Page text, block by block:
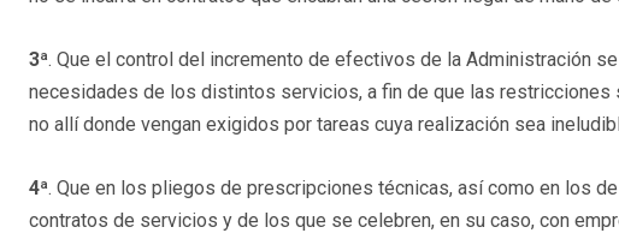
3ª. Que el control del incremento de efectivos de la Administración
necesidades de los distintos servicios, a fin de que las
no allí donde vengan exigidos por tareas cuya realización sea
4ª. Que en los pliegos de prescripciones técnicas, así como en los
contratos de servicios y de los que se celebren, en su caso, con